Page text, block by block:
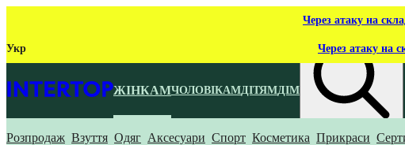
Через атаку на
Укр Через атаку на
ЖІНКАМЧОЛОВІКАМДІТЯМДІМ
Що ти шукаєш?
Розпродаж Взуття Одяг Аксесуари Спорт Косметика Прикраси